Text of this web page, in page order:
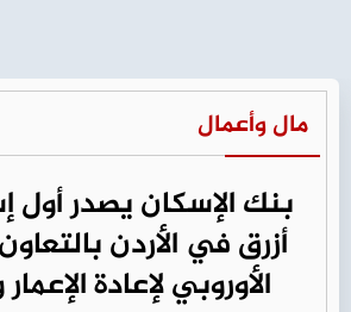
مال وأعمال
بنك الإسكان يصدر أول
أزرق في الأردن
الأوروبي لإعادة